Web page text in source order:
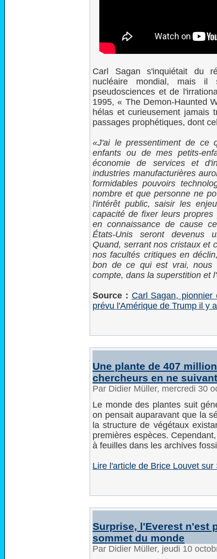
Carl Sagan s'inquiétait du
nucléaire mondial, mais il
pseudosciences et de
1995, « The Demon-Haunted
hélas et curieusement jamais
passages prophétiques, dont
J'ai le pressentiment de ce
enfants ou de mes petits-
économie de services et
industries manufacturières
formidables pouvoirs
nombre et que personne ne
l'intérêt public, saisir les
capacité de fixer leurs
en connaissance de cause
États-Unis seront devenus
Quand, serrant nos cristaux et
nos facultés critiques en
bon de ce qui est vrai, nous
compte, dans la superstition et
Source : Carl Sagan,
prévu l'Amérique de Trump il y
Une plante de 407
chercheurs en ne
Par Didier Müller, mercredi 30
Le monde des plantes suit
on pensait auparavant que la
la structure de végétaux
premières espèces.
à feuilles dans les archives
Lire l'article de Brice Louvet sur
Surprise, l'Everest n'est
sommet du monde
Par Didier Müller, jeudi 10